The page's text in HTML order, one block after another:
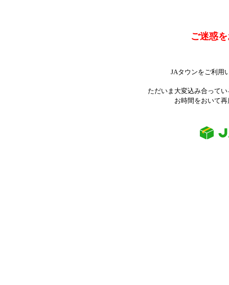
ご迷惑
JAタウンをご利用
ただいま大変込み合って
お時間をおいて